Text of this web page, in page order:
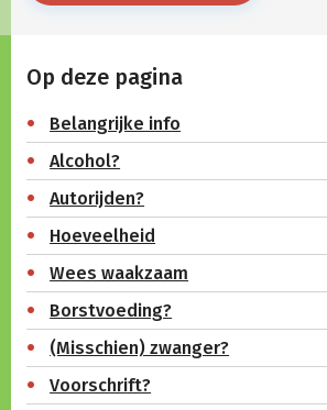
Op deze pagina
Belangrijke info
Alcohol?
Autorijden?
Hoeveelheid
Wees waakzaam
Borstvoeding?
(Misschien) zwanger?
Voorschrift?